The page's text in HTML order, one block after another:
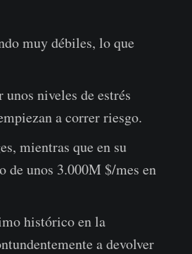
muy débiles, lo que
niveles de estrés
a correr riesgo.
mientras que en su
de unos 3.000M $/mes en
histórico en la
a devolver